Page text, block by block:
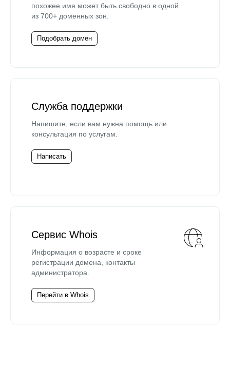
похожее имя может быть свободно в одной
из 700+ доменных зон.
Подобрать домен
Служба поддержки
Напишите, если вам нужна помощь или
консультация по услугам.
Написать
Сервис Whois
Информация о возрасте и сроке
регистрации домена, контакты
администратора.
Перейти в Whois